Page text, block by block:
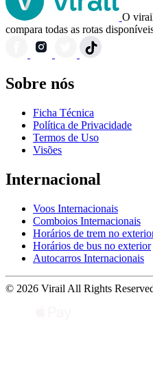
O
compara todas as rotas
Sobre nós
Ficha Técnica
Política de Privacidade
Termos de Uso
Visões
Internacional
Voos Internacionais
Comboios Internacionais
Horários de trem no
Horários de bus no exterior
Autocarros Internacionais
© 2026 Virail All Rights